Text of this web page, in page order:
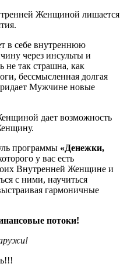
Женщиной лишается
в себе внутреннюю
через инсульты и
не так страшна, как
бессмысленная долгая
Мужчине новые
дает возможность
программы «Денежки,
у вас есть
Внутренней Женщине и
с ними, научиться
гармоничные
потоки!